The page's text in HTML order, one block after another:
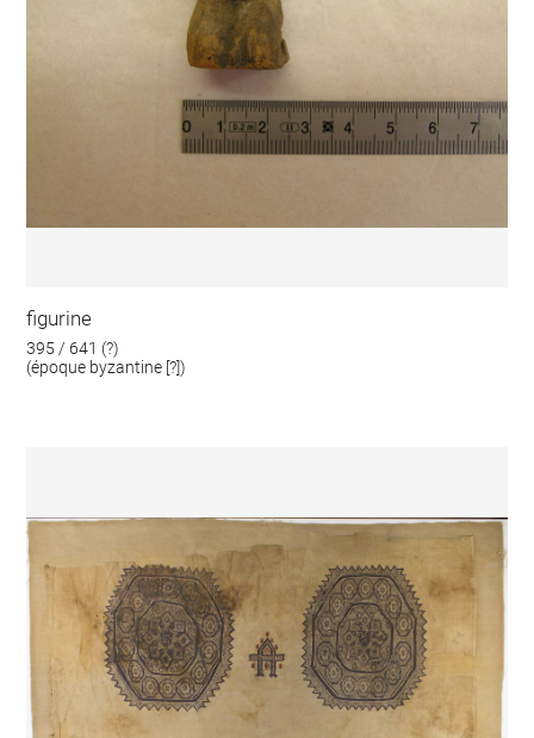
figurine
395 / 641 (?)
(époque byzantine [?])